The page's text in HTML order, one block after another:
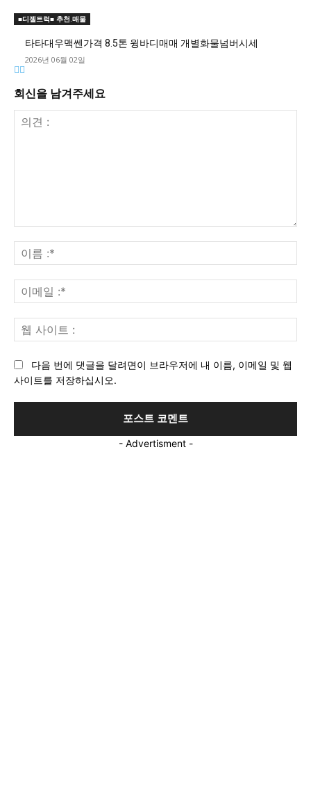
■디젤트럭■ 추천.매물
타타대우맥쎈가격 8.5톤 윙바디매매 개별화물넘버시세
2026년 06월 02일
회신을 남겨주세요
견
:
름
:*
메
일
사
다음 번에 댓글을 달려면이 브라우저에 내 이름, 이메일 및 웹
사이트를 저장하십시오.
- Advertisment -